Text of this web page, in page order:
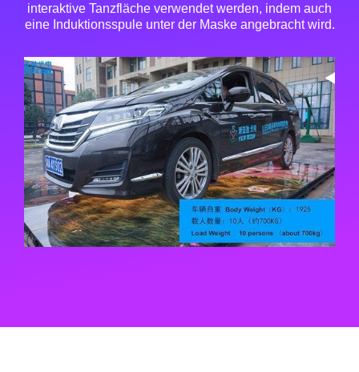
interaktive Tanzfläche verwendet werden, indem auch
eine Induktionsspule unter der Maske angebracht wird.